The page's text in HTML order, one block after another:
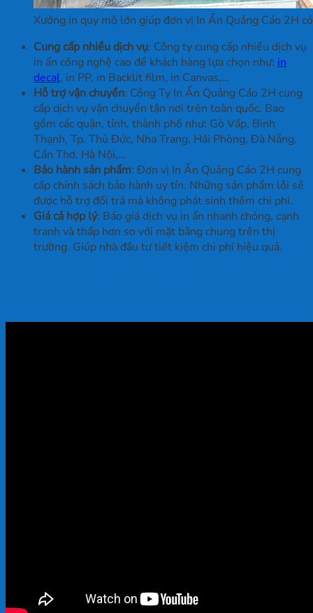
Xưởng in quy mô lớn giúp đơn vị In Ấn Quảng Cáo 2H
Cung cấp nhiều dịch vụ: Công ty cung cấp nhiều dịch vụ
in ấn công nghệ cao để khách hàng lựa chọn như: in
decal, in PP, in Backlit film, in Canvas,…
Hỗ trợ vận chuyển: Công Ty In Ấn Quảng Cáo 2H cung
cấp dịch vụ vận chuyển tận nơi trên toàn quốc. Bao
gồm các quận, tỉnh, thành phố như: Gò Vấp, Bình
Thạnh, Tp. Thủ Đức, Nha Trang, Hải Phòng, Đà Nẵng,
Cần Thơ, Hà Nội,…
Bảo hành sản phẩm: Đơn vị In Ấn Quảng Cáo 2H cung
cấp chính sách bảo hành uy tín. Những sản phẩm lỗi sẽ
được hỗ trợ đổi trả mà không phát sinh thêm chi phí.
Giá cả hợp lý: Báo giá dịch vụ in ấn nhanh chóng, cạnh
tranh và thấp hơn so với mặt bằng chung trên thị
trường. Giúp nhà đầu tư tiết kiệm chi phí hiệu quả.